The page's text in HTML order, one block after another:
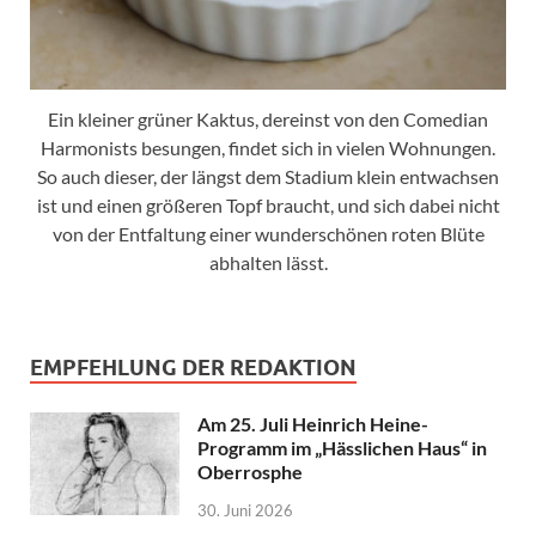
Ein kleiner grüner Kaktus, dereinst von den Comedian
Harmonists besungen, findet sich in vielen Wohnungen.
So auch dieser, der längst dem Stadium klein entwachsen
ist und einen größeren Topf braucht, und sich dabei nicht
von der Entfaltung einer wunderschönen roten Blüte
abhalten lässt.
EMPFEHLUNG DER REDAKTION
Am 25. Juli Heinrich Heine-
Programm im „Hässlichen Haus“ in
Oberrosphe
30. Juni 2026